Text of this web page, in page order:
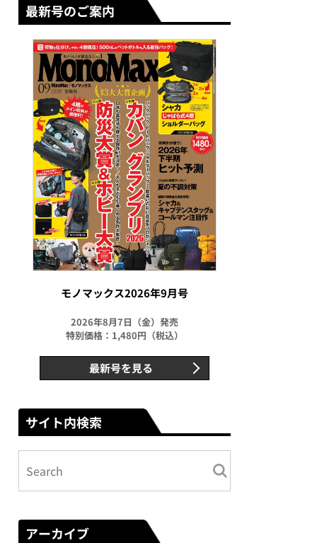
最新号のご案内
モノマックス2026年9月号
2026年8月7日（金）発売
特別価格：1,480円（税込）
最新号を見る
サイト内検索
アーカイブ